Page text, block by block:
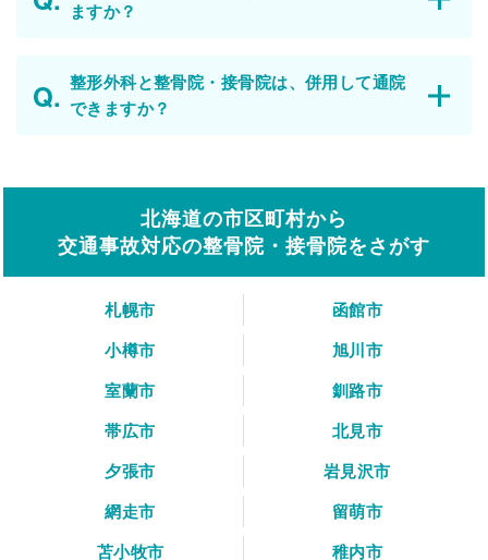
ますか？
整形外科と整骨院・接骨院は、併用して通院
できますか？
北海道の市区町村から
交通事故対応の整骨院・接骨院をさがす
札幌市
函館市
小樽市
旭川市
室蘭市
釧路市
帯広市
北見市
夕張市
岩見沢市
網走市
留萌市
苫小牧市
稚内市